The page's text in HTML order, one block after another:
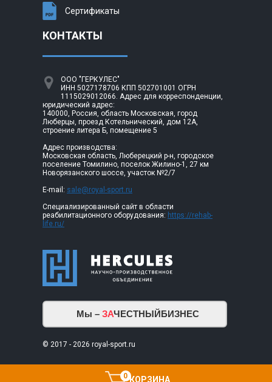
0КОРЗИНА
Сертификаты
КОНТАКТЫ
ООО "ГЕРКУЛЕС"
ИНН 5027178706 КПП 502701001 ОГРН
1115029012066. Адрес для корреспонденции,
юридический адрес:
140000, Россия, область Московская, город
Люберцы, проезд Котельнический, дом 12А,
строение литера Б, помещение 5
Адрес производства:
Московская область, Люберецкий р-н, городское
поселение Томилино, поселок Жилино-1, 27 км
Новорязанского шоссе, участок №2/7
E-mail: sale@royal-sport.ru
Специализированный сайт в области
реабилитационного оборудования: https://rehab-
life.ru/
Мы – ЗАЧЕСТНЫЙБИЗНЕС
© 2017 - 2026 royal-sport.ru